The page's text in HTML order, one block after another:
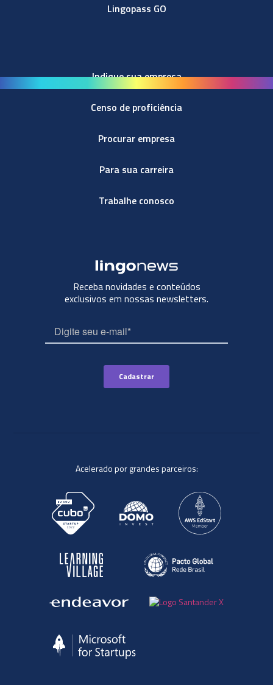
Lingopass GO
Indique sua empresa
Censo de proficiência
Procurar empresa
Para sua carreira
Trabalhe conosco
Receba novidades e conteúdos
exclusivos em nossas newsletters.
Acelerado por grandes parceiros: